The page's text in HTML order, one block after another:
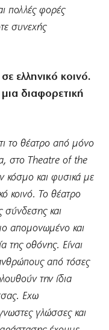
πολλές φορές
συνεχής
ελληνικό κοινό.
διαφορετική
το θέατρο από μόνο
στο Theatre of the
κόσμο και φυσικά με
κοινό. Το θέατρο
σύνδεσης και
απομονωμένο και
της οθόνης. Είναι
από τόσες
την ίδια
Εχω
γλώσσες και